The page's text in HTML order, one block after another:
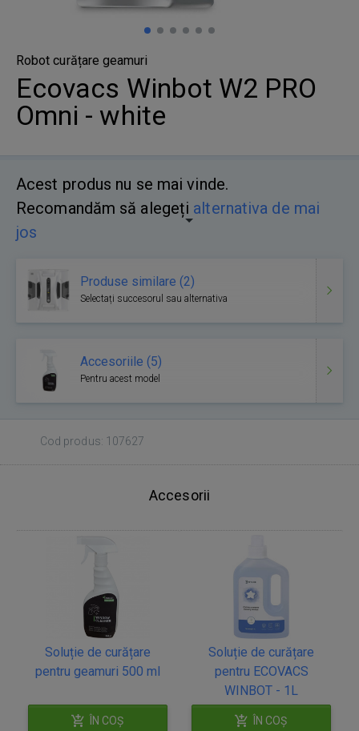
Robot curățare geamuri
Ecovacs Winbot W2 PRO
Omni - white
Acest produs nu se mai vinde.
Recomandăm să alegeți alternativa de mai
jos
Produse similare (2)
Selectați succesorul sau alternativa
Accesoriile (5)
Pentru acest model
Cod produs: 107627
Accesorii
Soluție de curățare
pentru geamuri 500 ml
ÎN COȘ
Soluție de curățare
pentru ECOVACS
WINBOT - 1L
ÎN COȘ